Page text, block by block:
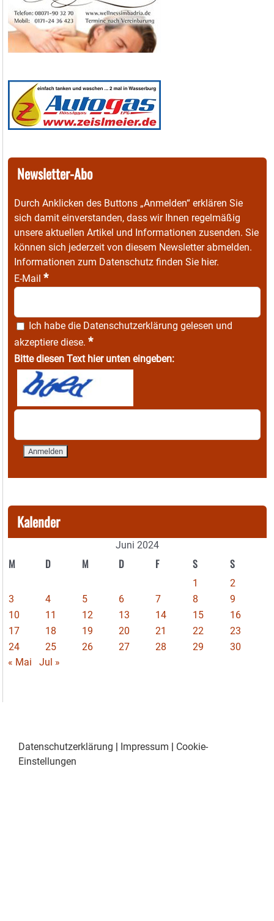
Newsletter-Abo
Durch Anklicken des Buttons „Anmelden“ erklären Sie
sich damit einverstanden, dass wir Ihnen regelmäßig
unsere aktuellen Artikel und Informationen zusenden. Sie
können sich jederzeit von diesem Newsletter abmelden.
Informationen zum Datenschutz finden Sie hier.
E-Mail *
Ich habe die Datenschutzerklärung gelesen und
akzeptiere diese. *
Bitte diesen Text hier unten eingeben:
Kalender
Juni 2024
M D M D F S S
1
2
3
4 5 6 7 8
9
10
11 12 13 14 15
16
17
18 19 20 21 22
23
24
25 26 27 28 29
30
« Mai
Jul »
Datenschutzerklärung | Impressum | Cookie-
Einstellungen